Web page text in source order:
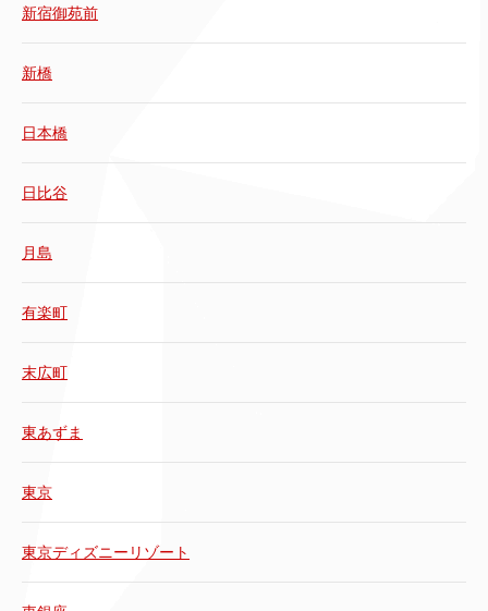
新宿御苑前
新橋
日本橋
日比谷
月島
有楽町
末広町
東あずま
東京
東京ディズニーリゾート